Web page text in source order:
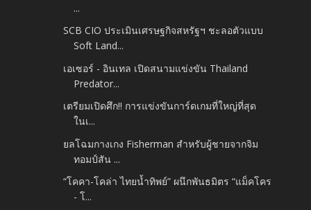
...
SCB CIO ประเมินเศรษฐกิจสหรัฐฯ ชะลอตัวแบบ
Soft Land...
เอเซอร์ - อินเทล เปิดสนามแข่งขัน Thailand
Predator...
เตรียมเปิดศึก!! การแข่งขันการ์ดเกมที่ใหญ่ที่สุด
ในเ...
ยลโฉมกางเกง Fisherman สำหรับผู้ชายจากจิม
ทอมป์สัน ...
“โคคา-โคล่า ไทยน้ำทิพย์” ผนึกพันธมิตร “แม็คโคร
- โ...